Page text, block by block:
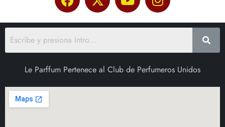
Le Parffum Pertenece al Club de Perfumeros Unidos